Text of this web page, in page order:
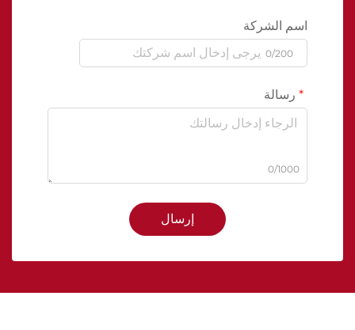
اسم الشركة
0/200
رسالة
0/1000
إرسال